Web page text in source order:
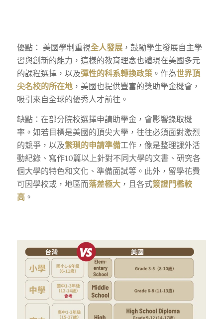
優點： 美國學制重視全人發展，鼓勵學生發展自主學
習與創新的能力，這樣的教育理念也體現在美國多元
的課程選擇，以及彈性的科系轉換政策。作為世界頂
尖名校的所在地，美國也提供豐富的獎助學金機會，
吸引來自全球的優秀人才前往。
缺點：在部分院校選擇申請助學金，會影響錄取機
率。如若目標是美國的頂尖大學，往往必須面對激烈
的競爭，以及繁瑣的申請準備工作，像是整理課外活
動紀錄、寫作10篇以上針對不同大學的文書、研究各
個大學的特色和文化、準備面試等。此外，留學花費
可因學校或，地區而落差極大，且各式簽證門檻較
高。